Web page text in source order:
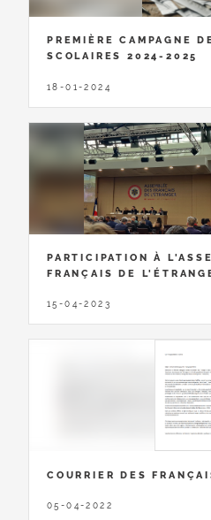
PREMIÈRE CAMPAGNE
SCOLAIRES 2024-2025
18-01-2024
PARTICIPATION À
FRANÇAIS DE
15-04-2023
COURRIER DES
05-04-2022